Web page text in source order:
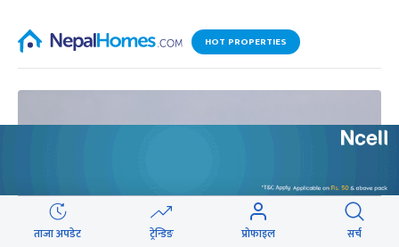
HOT PROPERTIES
ताजा अपडेट ट्रेन्डिङ प्रोफाइल सर्च